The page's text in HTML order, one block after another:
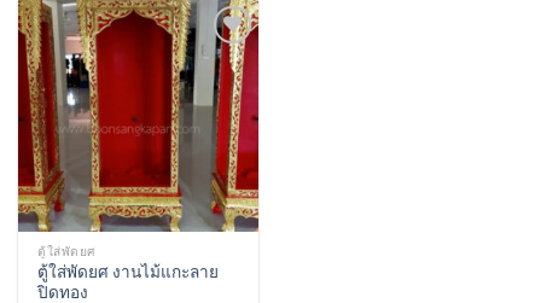
Add to
Wishlist
ตู้ใส่พัดยศ
ตู้ใส่พัดยศ งานไม้แกะลาย
ปิดทอง